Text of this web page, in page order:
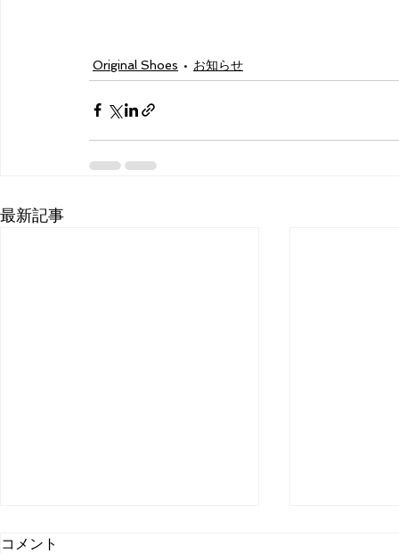
Original Shoes お知らせ
最新記事
コメント